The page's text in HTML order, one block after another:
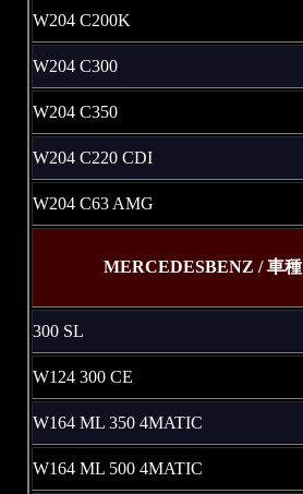
W204 C200K
W204 C300
W204 C350
W204 C220 CDI
W204 C63 AMG
MERCEDESBENZ / 車種
300 SL
W124 300 CE
W164 ML 350 4MATIC
W164 ML 500 4MATIC